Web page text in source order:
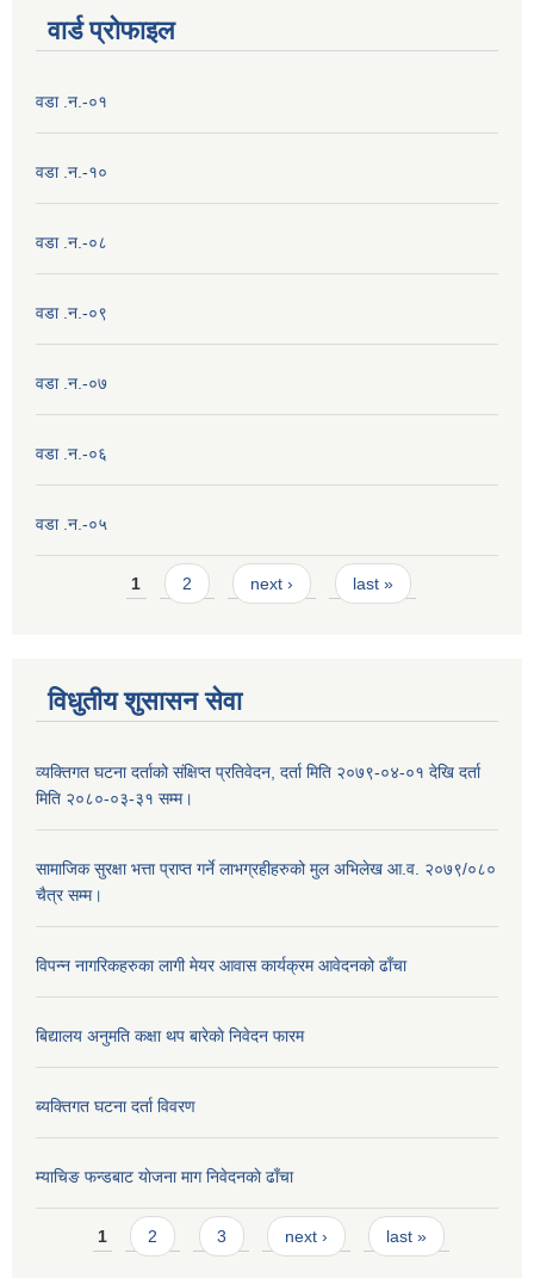
वार्ड प्राेफाइल
वडा .न.-०१
वडा .न.-१०
वडा .न.-०८
वडा .न.-०९
वडा .न.-०७
वडा .न.-०६
वडा .न.-०५
Pages1 2 next › last »
विधुतीय शुसासन सेवा
व्यक्तिगत घटना दर्ताको संक्षिप्त प्रतिवेदन, दर्ता मिति २०७९-०४-०१ देखि दर्ता
मिति २०८०-०३-३१ सम्म।
सामाजिक सुरक्षा भत्ता प्राप्त गर्ने लाभग्रहीहरुको मुल अभिलेख आ.व. २०७९/०८०
चैत्र सम्म।
विपन्न नागरिकहरुका लागी मेयर आवास कार्यक्रम आवेदनको ढाँचा
बिद्यालय अनुमति कक्षा थप बारेकाे निवेदन फारम
ब्यक्तिगत घटना दर्ता विवरण
म्याचिङ फन्डबाट याेजना माग निवेदनकाे ढाँचा
Pages
1 2 3 next › last »